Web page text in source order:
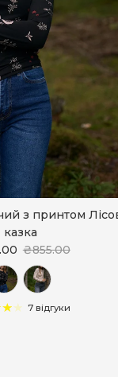
з принтом
казка
₴855.00
7 відгуки